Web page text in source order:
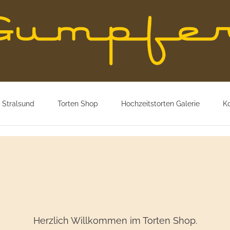
Stralsund Torten Shop Hochzeitstorten Galerie
Herzlich Willkommen im Torten Shop.